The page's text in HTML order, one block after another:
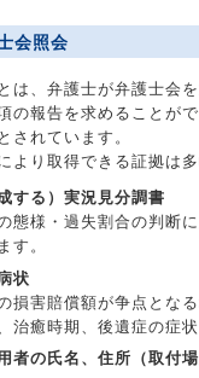
会照会
は、弁護士が弁護士会
の報告を求めることが
されています。
より取得できる証拠は
する）実況見分調書
態様・過失割合の判断
す。
状
損害賠償額が争点とな
治癒時期、後遺症の症
者の氏名、住所（取付